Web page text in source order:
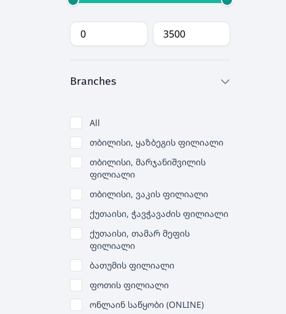
Branches
All
თბილისი, ყაზბეგის ფილიალი
თბილისი, მარჯანიშვილის
ფილიალი
თბილისი, ვაკის ფილიალი
ქუთაისი, ჭავჭავაძის ფილიალი
ქუთაისი, თამარ მეფის
ფილიალი
ბათუმის ფილიალი
ფოთის ფილიალი
ონლაინ საწყობი (ONLINE)